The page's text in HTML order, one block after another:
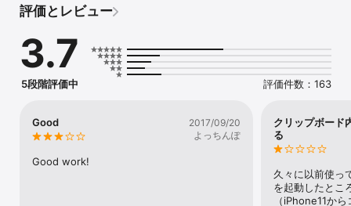
接続情報を分かりやすく確認できます。
主な機能:
- CPU / メモリ / ストレージ / バッテリー / サーマル監視
- Bluetooth、接続速度、セルラーバンドの確認
- 加速度計、ジャイロ、磁力計、気圧計、近接、カメラ、マイク、
スピーカーのテスト
- デバイス比較、世代タイムライン
- Apple Watch連携ウィジェットとvisionOS対応ARツール
トラブルシューティング、検証、日常的な端末チェックを1つのアプ
評価とレビュー
3.7
5段階評価中 評価件数：163
Good
2017/09/20
よっちんぽ
Good work!
クリップボード
る
久々に以前使っ
を起動したとこ
（iPhone11か